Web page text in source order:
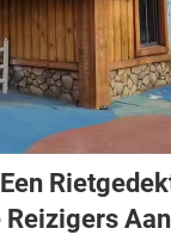
Reizigers Aan